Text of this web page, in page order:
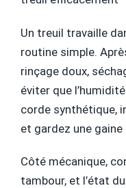
Un treuil travaille
routine simple.
rinçage doux,
éviter que
corde synthétique,
et gardez une
Côté mécanique,
tambour, et l’état